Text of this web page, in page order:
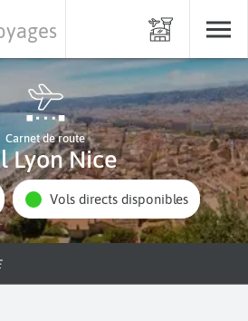
Carnet de route
Lyon Nice
Vols directs disponibles